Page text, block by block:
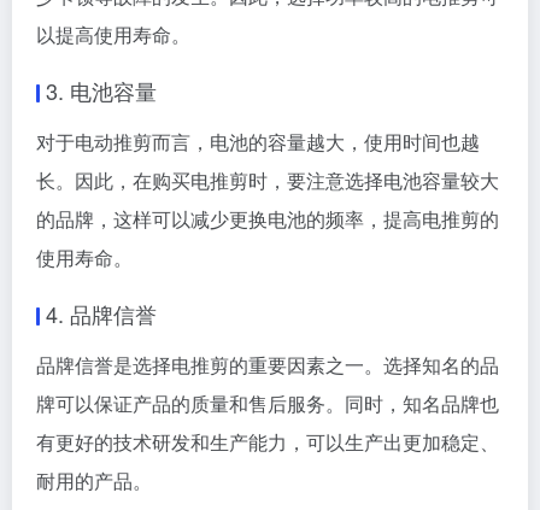
以提高使用寿命。
3. 电池容量
对于电动推剪而言，电池的容量越大，使用时间也越
长。因此，在购买电推剪时，要注意选择电池容量较大
的品牌，这样可以减少更换电池的频率，提高电推剪的
使用寿命。
4. 品牌信誉
品牌信誉是选择电推剪的重要因素之一。选择知名的品
牌可以保证产品的质量和售后服务。同时，知名品牌也
有更好的技术研发和生产能力，可以生产出更加稳定、
耐用的产品。